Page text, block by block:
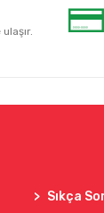
Sıkça